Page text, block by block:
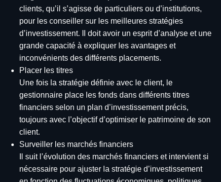
clients, qu’il s’agisse de particuliers ou d’institutions,
pour les conseiller sur les meilleures stratégies
d’investissement. Il doit avoir un esprit d’analyse et une
grande capacité à expliquer les avantages et
inconvénients des différents placements.
Placer les titres
Une fois la stratégie définie avec le client, le
gestionnaire place les fonds dans différents titres
financiers selon un plan d’investissement précis,
toujours avec l’objectif d’optimiser le patrimoine de son
client.
Surveiller les marchés financiers
Il suit l’évolution des marchés financiers et intervient si
nécessaire pour ajuster la stratégie d’investissement